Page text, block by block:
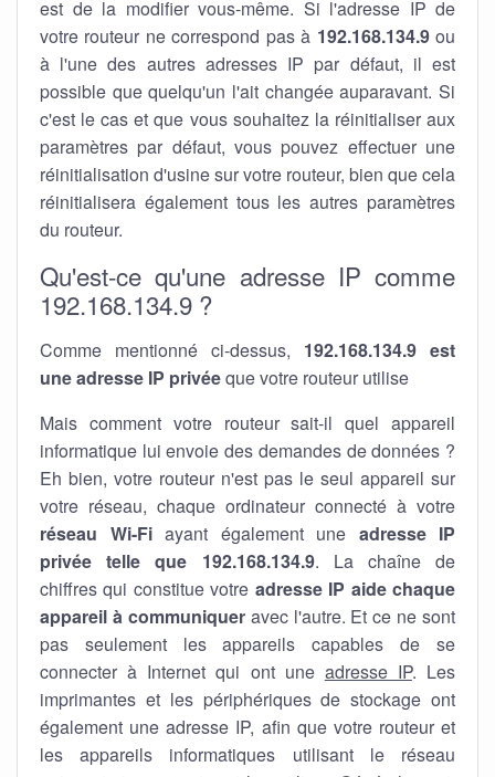
est de la modifier vous-même. Si l'adresse IP de
votre routeur ne correspond pas à 192.168.134.9ou
à l'une des autres adresses IP par défaut, il est
possible que quelqu'un l'ait changée auparavant. Si
c'est le cas et que vous souhaitez la réinitialiser aux
paramètres par défaut, vous pouvez effectuer une
réinitialisation d'usine sur votre routeur, bien que cela
réinitialisera également tous les autres paramètres
du routeur.
Qu'est-ce qu'une adresse IP comme
192.168.134.9 ?
Comme mentionné ci-dessus, 192.168.134.9 est
une adresse IP privéeque votre routeur utilise
Mais comment votre routeur sait-il quel appareil
informatique lui envoie des demandes de données ?
Eh bien, votre routeur n'est pas le seul appareil sur
votre réseau, chaque ordinateur connecté à votre
réseau Wi-Fiayant également une adresse IP
privée telle que 192.168.134.9. La chaîne de
chiffres qui constitue votre adresse IP aide chaque
appareil à communiqueravec l'autre. Et ce ne sont
pas seulement les appareils capables de se
connecter à Internet qui ont une adresse IP. Les
imprimantes et les périphériques de stockage ont
également une adresse IP, afin que votre routeur et
les appareils informatiques utilisant le réseau